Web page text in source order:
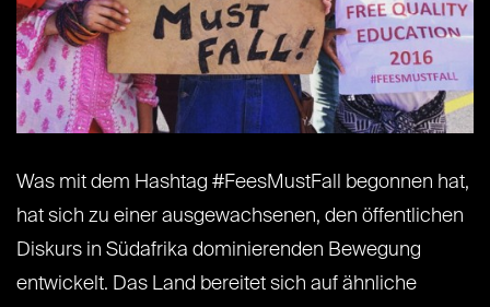
Was mit dem Hashtag #FeesMustFall begonnen hat,
hat sich zu einer ausgewachsenen, den öffentlichen
Diskurs in Südafrika dominierenden Bewegung
entwickelt. Das Land bereitet sich auf ähnliche